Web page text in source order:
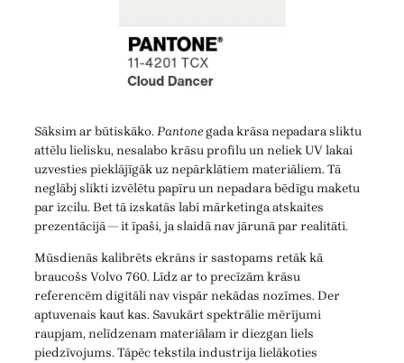
Sāksim ar būtiskāko. Pantonegada krāsa nepadara sliktu
attēlu lielisku, nesalabo krāsu profilu un neliek UV lakai
uzvesties pieklājīgāk uz nepārklātiem materiāliem. Tā
neglābj slikti izvēlētu papīru un nepadara bēdīgu maketu
par izcilu. Bet tā izskatās labi mārketinga atskaites
prezentācijā — it īpaši, ja slaidā nav jārunā par realitāti.
Mūsdienās kalibrēts ekrāns ir sastopams retāk kā
braucošs Volvo 760. Līdz ar to precīzām krāsu
referencēm digitāli nav vispār nekādas nozīmes. Der
aptuvenais kaut kas. Savukārt spektrālie mērījumi
raupjam, nelīdzenam materiālam ir diezgan liels
piedzīvojums. Tāpēc tekstila industrija lielākoties